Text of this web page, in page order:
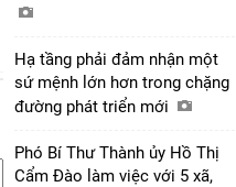
Hạ tầng phải đảm nhận một
sứ mệnh lớn hơn trong chặng
đường phát triển mới
Phó Bí Thư Thành ủy Hồ Thị
Cẩm Đào làm việc với 5 xã,